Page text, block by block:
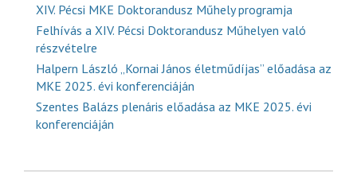
XIV. Pécsi MKE Doktorandusz Műhely programja
Felhívás a XIV. Pécsi Doktorandusz Műhelyen való
részvételre
Halpern László „Kornai János életműdíjas” előadása az
MKE 2025. évi konferenciáján
Szentes Balázs plenáris előadása az MKE 2025. évi
konferenciáján